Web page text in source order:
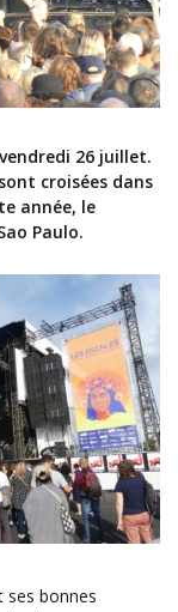
26 juillet.
croisées dans
année, le
Paulo.
ses bonnes